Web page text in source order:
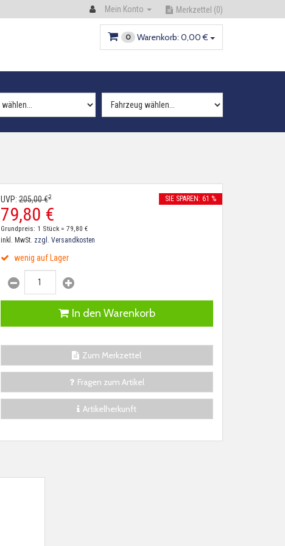
Mein Konto Merkzettel (0)
0 Warenkorb: 0,00 €
UVP:205,00€2
79,80 €
SIE SPAREN: 61 %
Grundpreis: 1 Stück = 79,80 €
inkl. MwSt. zzgl. Versandkosten
wenig auf Lager
In den Warenkorb
Zum Merkzettel
Fragen zum Artikel
Artikelherkunft